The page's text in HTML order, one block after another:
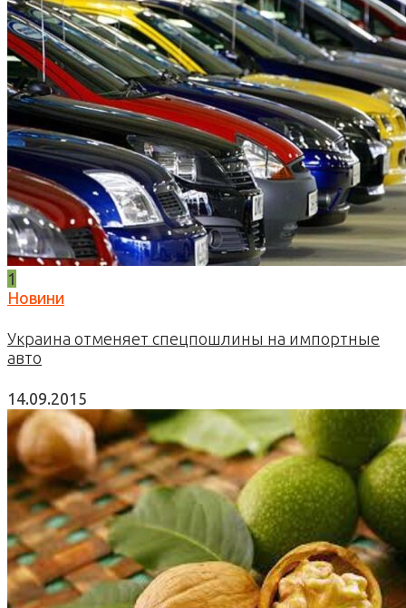
1
Новини
Украина отменяет спецпошлины на импортные
авто
14.09.2015